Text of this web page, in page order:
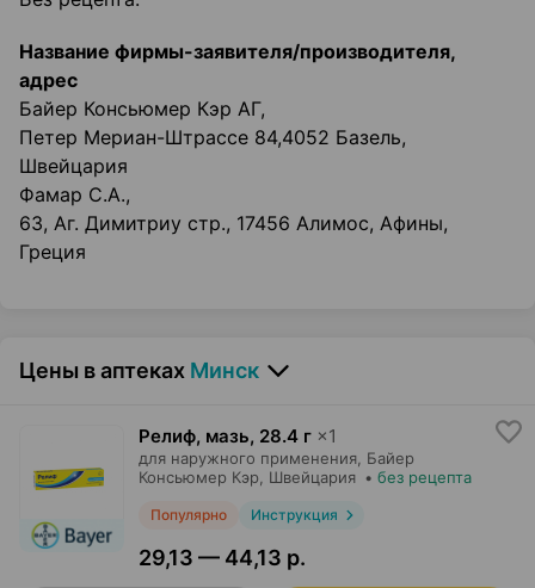
Название фирмы-заявителя/производителя,
адрес
Байер Консьюмер Кэр АГ,
Петер Мериан-Штрассе 84,4052 Базель,
Швейцария
Фамар С.А.,
63, Аг. Димитриу стр., 17456 Алимос, Афины,
Греция
Цены в аптеках Минск
Релиф, мазь, 28.4 г ×1
для наружного применения, Байер
Консьюмер Кэр, Швейцария • без рецепта
Популярно Инструкция
29,13 — 44,13 р.